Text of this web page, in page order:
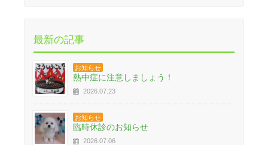
最新の記事
お知らせ
熱中症に注意しましょう！
2026.07.23
お知らせ
臨時休診のお知らせ
2026.07.06